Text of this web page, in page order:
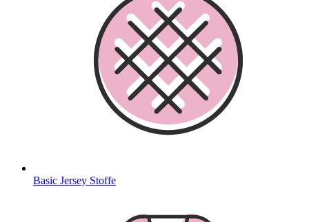
Basic Jersey Stoffe